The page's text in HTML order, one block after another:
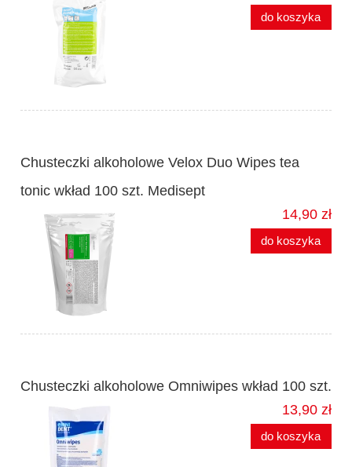
do koszyka
Chusteczki alkoholowe Velox Duo Wipes tea
tonic wkład 100 szt. Medisept
14,90 zł
do koszyka
Chusteczki alkoholowe Omniwipes wkład 100 szt.
13,90 zł
do koszyka